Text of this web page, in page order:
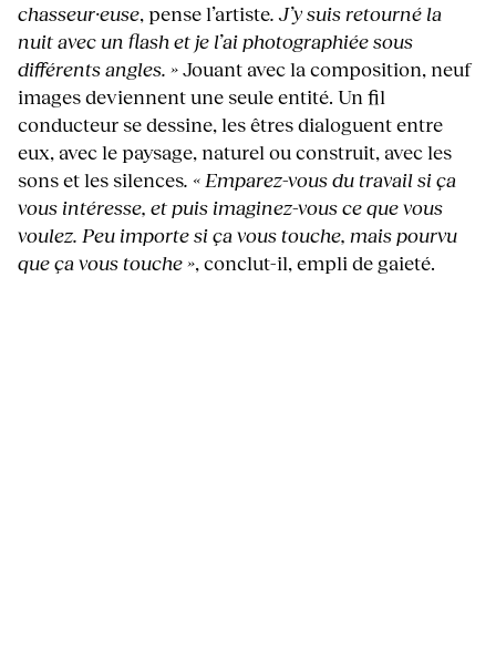
chasseur·euse, pense l’artiste. J’y suis retourné la
nuit avec un flash et je l’ai photographiée sous
différents angles. »Jouant avec la composition, neuf
images deviennent une seule entité. Un fil
conducteur se dessine, les êtres dialoguent entre
eux, avec le paysage, naturel ou construit, avec les
sons et les silences. « Emparez-vous du travail si ça
vous intéresse, et puis imaginez-vous ce que vous
voulez. Peu importe si ça vous touche, mais pourvu
que ça vous touche », conclut-il, empli de gaieté.